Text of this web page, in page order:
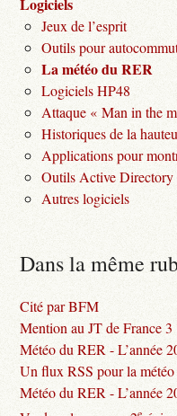
Logiciels
Jeux de l’esprit
Outils pour
La météo du RER
Logiciels HP48
Attaque « Man in the
Historiques de la
Applications pour
Outils Active Directory
Autres logiciels
Dans la même
Cité par BFM
Mention au JT de France
Météo du RER - L’année
Un flux RSS pour la
Météo du RER - L’année